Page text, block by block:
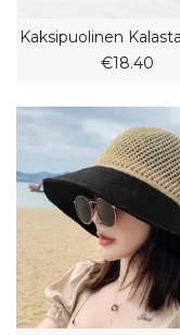
€18.40